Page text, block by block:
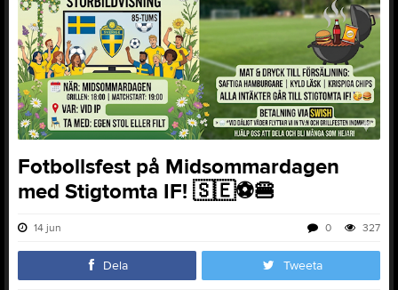
Fotbollsfest på Midsommardagen
med Stigtomta IF! 🇸🇪⚽️🍔
14 jun 327
0
Dela Tweeta